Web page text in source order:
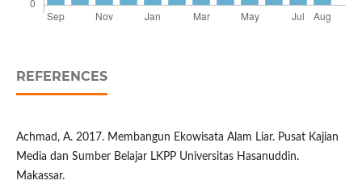
REFERENCES
Achmad, A. 2017. Membangun Ekowisata Alam Liar. Pusat Kajian
Media dan Sumber Belajar LKPP Universitas Hasanuddin.
Makassar.